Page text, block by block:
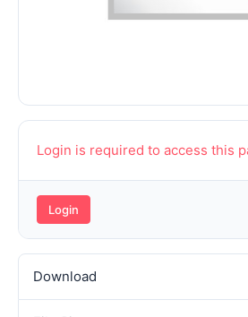
Login is required to access this
Login
Download